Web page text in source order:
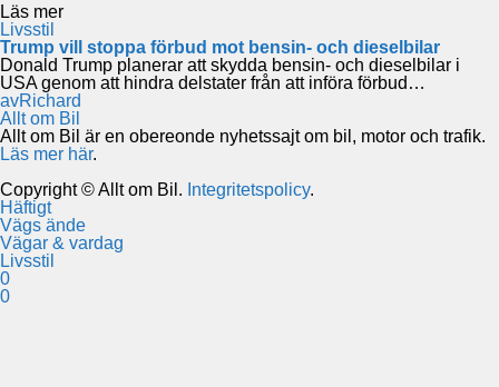
Läs mer
Livsstil
Trump vill stoppa förbud mot bensin- och dieselbilar
Donald Trump planerar att skydda bensin- och dieselbilar i
USA genom att hindra delstater från att införa förbud…
avRichard
Allt om Bil
Allt om Bil är en obereonde nyhetssajt om bil, motor och trafik.
Läs mer här.
Copyright © Allt om Bil. Integritetspolicy.
Häftigt
Vägs ände
Vägar & vardag
Livsstil
0
0